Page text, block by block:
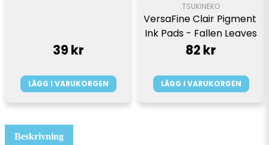
Beskrivning
39 kr
LÄGG I VARUKORGEN
TSUKINEKO
VersaFine Clair Pigment
Ink Pads - Fallen Leaves
82 kr
LÄGG I VARUKORGEN